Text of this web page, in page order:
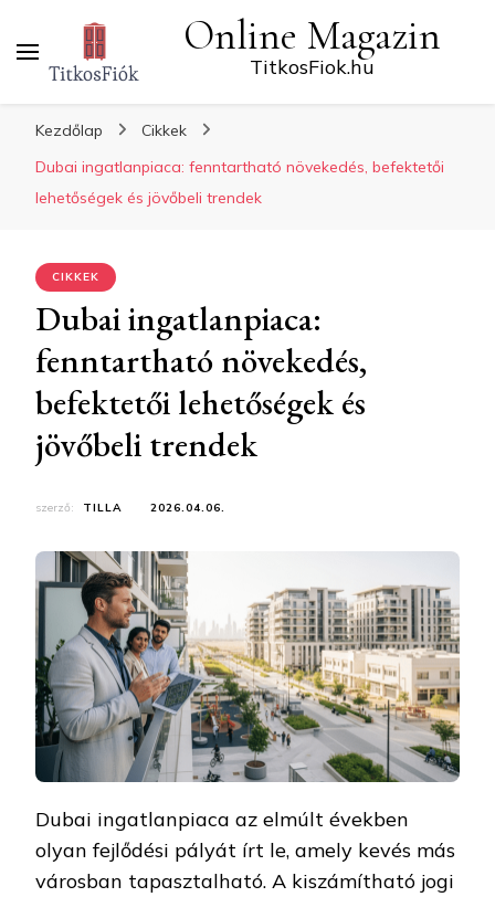
Online Magazin
TitkosFiok.hu
Kezdőlap
Cikkek
Dubai ingatlanpiaca: fenntartható növekedés, befektetői
lehetőségek és jövőbeli trendek
CIKKEK
Dubai ingatlanpiaca:
fenntartható növekedés,
befektetői lehetőségek és
jövőbeli trendek
szerző: TILLA 2026.04.06.
Dubai ingatlanpiaca az elmúlt években
olyan fejlődési pályát írt le, amely kevés más
városban tapasztalható. A kiszámítható jogi